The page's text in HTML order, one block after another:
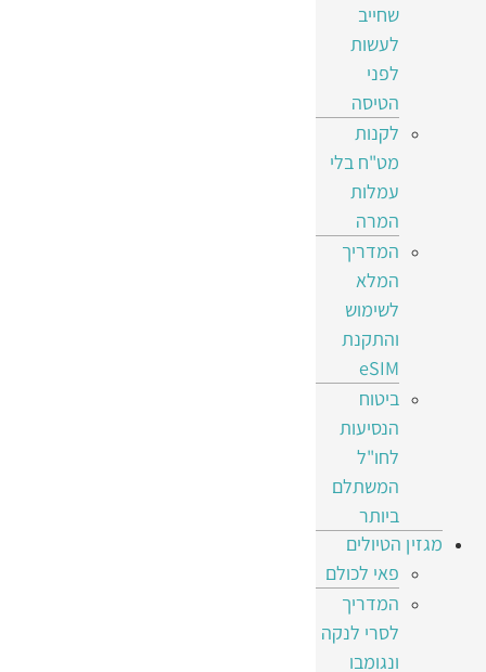
שחייב
לעשות
לפני
הטיסה
לקנות
מט"ח בלי
עמלות
המרה
המדריך
המלא
לשימוש
והתקנת
eSIM
ביטוח
הנסיעות
לחו"ל
המשתלם
ביותר
מגזין הטיולים
פאי לכולם
המדריך
לסרי לנקה
ונגומבו